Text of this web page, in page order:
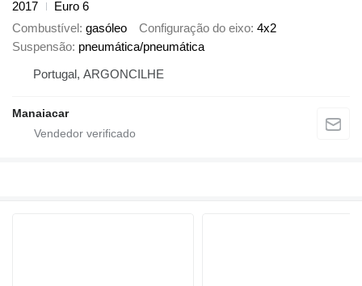
2017
Euro 6
Combustível gasóleo Configuração do eixo 4x2
Suspensão pneumática/pneumática
Portugal, ARGONCILHE
Manaiacar